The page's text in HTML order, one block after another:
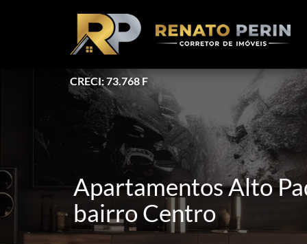
CRECI: 73.768 F
Apartamentos Alto
bairro Centro